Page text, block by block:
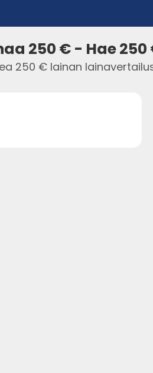
250 € - Hae
250 € lainan